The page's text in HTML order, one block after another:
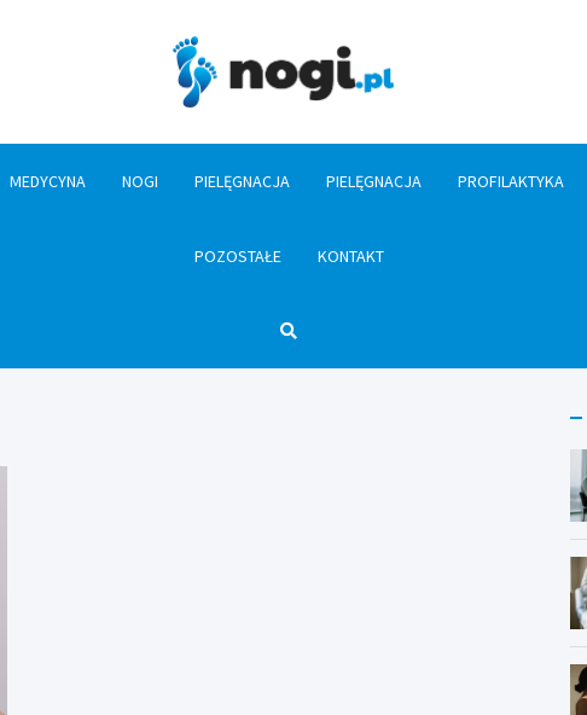
MEDYCYNA NOGI PIELĘGNACJA PIELĘGNACJA PROFILAKTYKA
POZOSTAŁE KONTAKT